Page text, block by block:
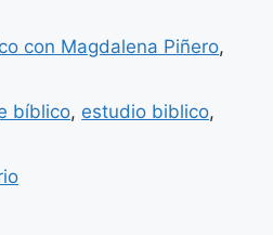
con Magdalena Piñero,
bíblico, estudio biblico,